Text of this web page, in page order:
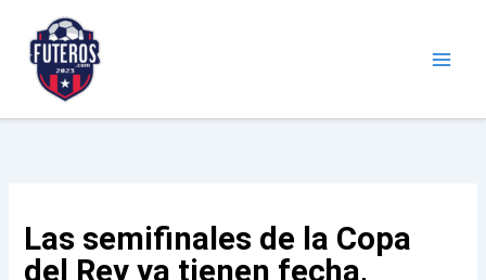
contenido
Las semifinales de la Copa
del Rey ya tienen fecha,